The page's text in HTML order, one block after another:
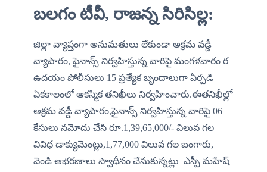
బలగం టీవీ, రాజన్న సిరిసిల్ల:
జిల్లా వ్యాప్తంగా అనుమతులు లేకుండా అక్రమ వడ్డీ
వ్యాపారం, ఫైనాన్స్ నిర్వహిస్తున్న వారిపై మంగళవారం ర
ఉదయం పోలీసులు 15 ప్రత్యేక బృందాలుగా ఏర్పడి
ఏకకాలంలో ఆకస్మిక తనిఖీలు నిర్వహించారు.ఈతనిఖీల్లో
అక్రమ వడ్డీ వ్యాపారం,ఫైనాన్స్ నిర్వహిస్తున్న వారిపై 06
కేసులు నమోదు చేసి రూ.1,39,65,000/- విలువ గల
వివిధ డాక్యుమెంట్లు,1,77,000 విలువ గల బంగారు,
వెండి ఆభరణాలు స్వాధీనం చేసుకున్నట్లు  ఎస్పీ మహేష్